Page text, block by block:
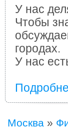
У нас
Чтобы
городах.
У нас
Москва »